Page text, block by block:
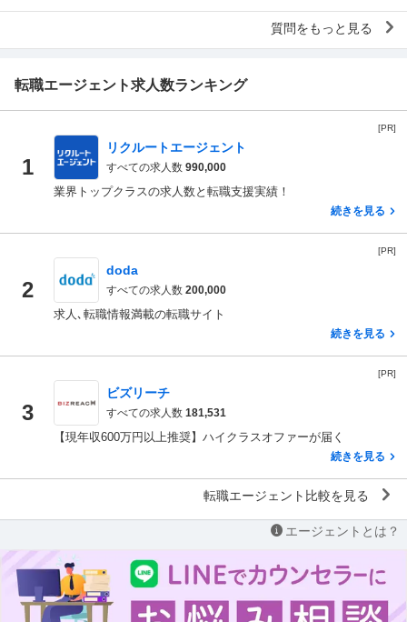
や人件費の高騰、とくに農薬の高騰は際限がな...
質問をもっと見る
転職エージェント求人数ランキング
[PR]
1
リクルートエージェント
すべての求人数 990,000
業界トップクラスの求人数と転職支援実績！
続きを見る
[PR]
2
doda
すべての求人数 200,000
求人､転職情報満載の転職サイト
続きを見る
[PR]
3
ビズリーチ
すべての求人数 181,531
【現年収600万円以上推奨】ハイクラスオファーが届く
続きを見る
転職エージェント比較を見る
エージェントとは？